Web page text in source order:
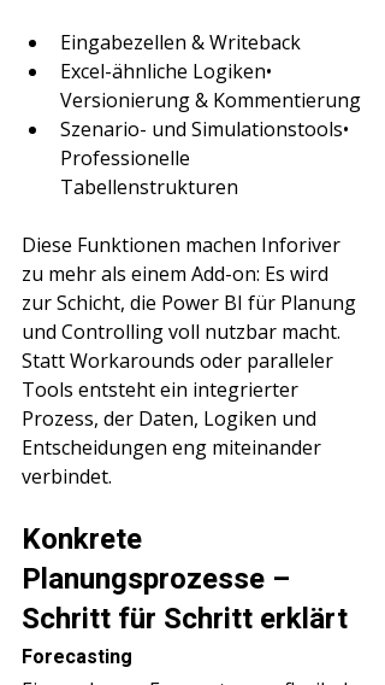
Eingabezellen & Writeback
Excel-ähnliche Logiken•
Versionierung & Kommentierung
Szenario- und Simulationstools•
Professionelle
Tabellenstrukturen
Diese Funktionen machen Inforiver
zu mehr als einem Add-on: Es wird
zur Schicht, die Power BI für Planung
und Controlling voll nutzbar macht.
Statt Workarounds oder paralleler
Tools entsteht ein integrierter
Prozess, der Daten, Logiken und
Entscheidungen eng miteinander
verbindet.
Konkrete
Planungsprozesse –
Schritt für Schritt erklärt
Forecasting